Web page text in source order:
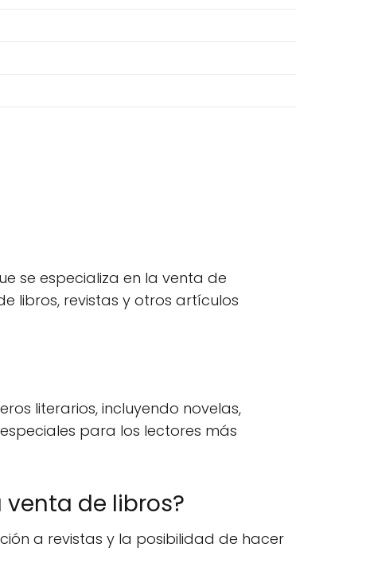
se especializa en la venta de
libros, revistas y otros artículos
literarios, incluyendo novelas,
para los lectores más
de libros?
a revistas y la posibilidad de hacer